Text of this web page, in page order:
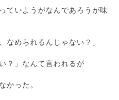
ていようがなんであろうが味
なめられるんじゃない？」
？」なんて言われるが
かった。